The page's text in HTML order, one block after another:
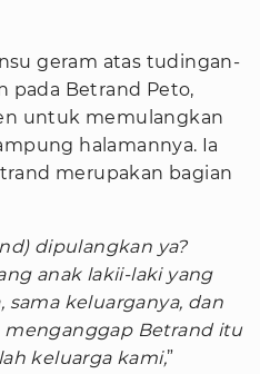
geram atas tudingan-
pada Betrand Peto,
untuk memulangkan
halamannya. Ia
merupakan bagian
dipulangkan ya?
anak lakii-laki yang
sama keluarganya, dan
Betrand itu
keluarga kami,”